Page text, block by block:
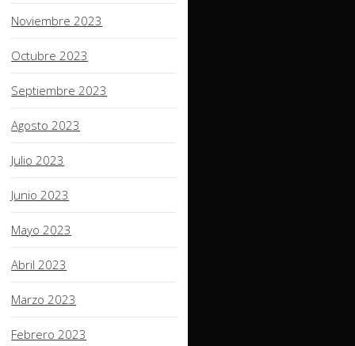
Noviembre 2023
Octubre 2023
Septiembre 2023
Agosto 2023
Julio 2023
Junio 2023
Mayo 2023
Abril 2023
Marzo 2023
Febrero 2023